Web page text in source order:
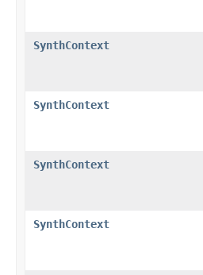
SynthContext
SynthContext
SynthContext
SynthContext